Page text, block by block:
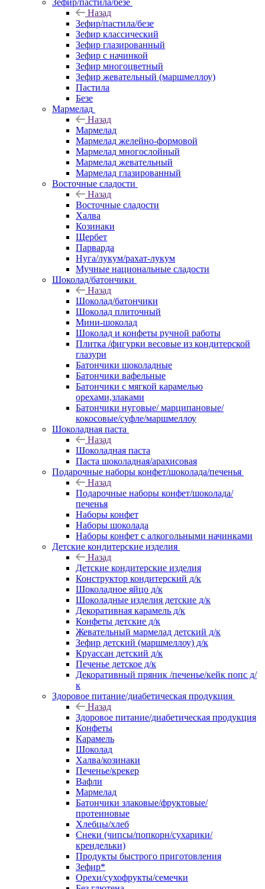
Зефир/пастила/безе
Назад
Зефир/пастила/безе
Зефир классический
Зефир глазированный
Зефир с начинкой
Зефир многоцветный
Зефир жевательный (маршмеллоу)
Пастила
Безе
Мармелад
Назад
Мармелад
Мармелад желейно-формовой
Мармелад многослойный
Мармелад жевательный
Мармелад глазированный
Восточные сладости
Назад
Восточные сладости
Халва
Козинаки
Щербет
Парварда
Нуга/лукум/рахат-лукум
Мучные национальные сладости
Шоколад/батончики
Назад
Шоколад/батончики
Шоколад плиточный
Мини-шоколад
Шоколад и конфеты ручной работы
Плитка /фигурки весовые из кондитерской
глазури
Батончики шоколадные
Батончики вафельные
Батончики с мягкой карамелью
орехами,злаками
Батончики нуговые/ марципановые/
кокосовые/суфле/маршмеллоу
Шоколадная паста
Назад
Шоколадная паста
Паста шоколадная/арахисовая
Подарочные наборы конфет/шоколада/печенья
Назад
Подарочные наборы конфет/шоколада/
печенья
Наборы конфет
Наборы шоколада
Наборы конфет с алкогольными начинками
Детские кондитерские изделия
Назад
Детские кондитерские изделия
Конструктор кондитерский д/к
Шоколадное яйцо д/к
Шоколадные изделия детские д/к
Декоративная карамель д/к
Конфеты детские д/к
Жевательный мармелад детский д/к
Зефир детский (маршмеллоу) д/к
Круассан детский д/к
Печенье детское д/к
Декоративный пряник /печенье/кейк попс д/
к
Здоровое питание/диабетическая продукция
Назад
Здоровое питание/диабетическая продукция
Конфеты
Карамель
Шоколад
Халва/козинаки
Печенье/крекер
Вафли
Мармелад
Батончики злаковые/фруктовые/
протеиновые
Хлебцы/хлеб
Снеки (чипсы/попкорн/сухарики/
крендельки)
Продукты быстрого приготовления
Зефир*
Орехи/сухофрукты/семечки